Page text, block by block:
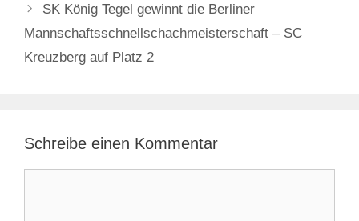
SK König Tegel gewinnt die Berliner
Mannschaftsschnellschachmeisterschaft – SC
Kreuzberg auf Platz 2
Schreibe einen Kommentar